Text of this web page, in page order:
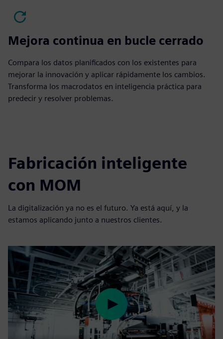
Mejora continua en bucle cerrado
Compara los datos planificados con los existentes para
mejorar la innovación y aplicar rápidamente los cambios.
Transforma los macrodatos en inteligencia práctica para
predecir y resolver problemas.
Fabricación inteligente
con MOM
La digitalización ya no es el futuro. Ya está aquí, y la
estamos aplicando junto a nuestros clientes.
Play